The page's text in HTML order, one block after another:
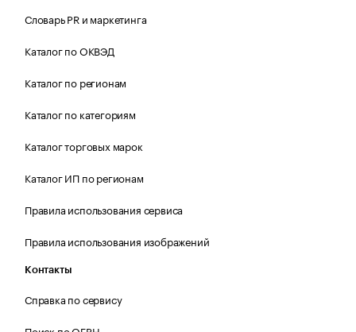
Словарь PR и маркетинга
Каталог по ОКВЭД
Каталог по регионам
Каталог по категориям
Каталог торговых марок
Каталог ИП по регионам
Правила использования сервиса
Правила использования изображений
Контакты
Справка по сервису